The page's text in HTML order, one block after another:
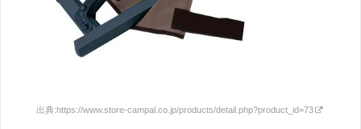
出典:https://www.store-campal.co.jp/products/detail.php?product_id=73